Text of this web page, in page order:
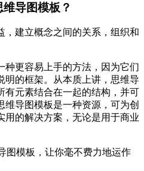
导图模板？
，建立概念之间的关系，组织和
种更容易上手的方法，因为它们
明的框架。从本质上讲，思维导
有元素结合在一起的结构，并可
导图模板是一种资源，可为创
用的解决方案，无论是用于商业
图模板，让你毫不费力地运作